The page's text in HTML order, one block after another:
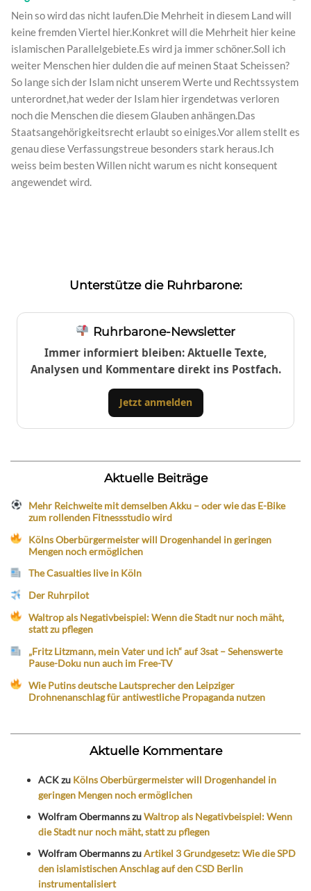
Nein so wird das nicht laufen.Die Mehrheit in diesem Land will
keine fremden Viertel hier.Konkret will die Mehrheit hier keine
islamischen Parallelgebiete.Es wird ja immer schöner.Soll ich
weiter Menschen hier dulden die auf meinen Staat Scheissen?
So lange sich der Islam nicht unserem Werte und Rechtssystem
unterordnet,hat weder der Islam hier irgendetwas verloren
noch die Menschen die diesem Glauben anhängen.Das
Staatsangehörigkeitsrecht erlaubt so einiges.Vor allem stellt es
genau diese Verfassungstreue besonders stark heraus.Ich
weiss beim besten Willen nicht warum es nicht konsequent
angewendet wird.
Unterstütze die Ruhrbarone:
Ruhrbarone-Newsletter
Immer informiert bleiben: Aktuelle Texte,
Analysen und Kommentare direkt ins Postfach.
Jetzt anmelden
Aktuelle Beiträge
Mehr Reichweite mit demselben Akku – oder wie das E-Bike
zum rollenden Fitnessstudio wird
Kölns Oberbürgermeister will Drogenhandel in geringen
Mengen noch ermöglichen
The Casualties live in Köln
Der Ruhrpilot
Waltrop als Negativbeispiel: Wenn die Stadt nur noch mäht,
statt zu pflegen
„Fritz Litzmann, mein Vater und ich“ auf 3sat – Sehenswerte
Pause-Doku nun auch im Free-TV
Wie Putins deutsche Lautsprecher den Leipziger
Drohnenanschlag für antiwestliche Propaganda nutzen
Aktuelle Kommentare
ACKzu Kölns Oberbürgermeister will Drogenhandel in
geringen Mengen noch ermöglichen
Wolfram ObermannszuWaltrop als Negativbeispiel: Wenn
die Stadt nur noch mäht, statt zu pflegen
Wolfram ObermannszuArtikel 3 Grundgesetz: Wie die SPD
den islamistischen Anschlag auf den CSD Berlin
instrumentalisiert